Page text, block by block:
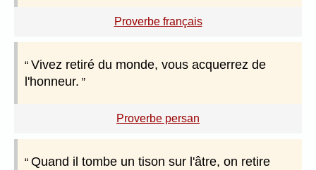
Proverbe français
Vivez retiré du monde, vous acquerrez de
l'honneur.
Proverbe persan
Quand il tombe un tison sur l'âtre, on retire